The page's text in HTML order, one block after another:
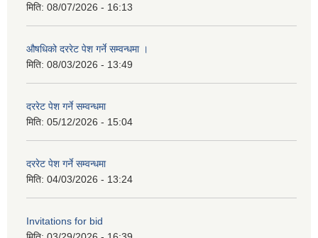
मिति: 08/07/2026 - 16:13
औषधिको दररेट पेश गर्ने सम्वन्धमा ।
मिति: 08/03/2026 - 13:49
दररेट पेश गर्ने सम्वन्धमा
मिति: 05/12/2026 - 15:04
दररेट पेश गर्ने सम्वन्धमा
मिति: 04/03/2026 - 13:24
Invitations for bid